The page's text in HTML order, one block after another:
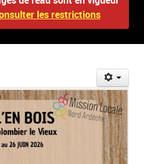
les restrictions